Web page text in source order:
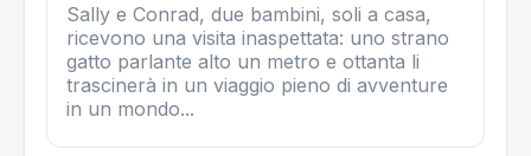
Sally e Conrad, due bambini, soli a casa,
ricevono una visita inaspettata: uno strano
gatto parlante alto un metro e ottanta li
trascinerà in un viaggio pieno di avventure
in un mondo...